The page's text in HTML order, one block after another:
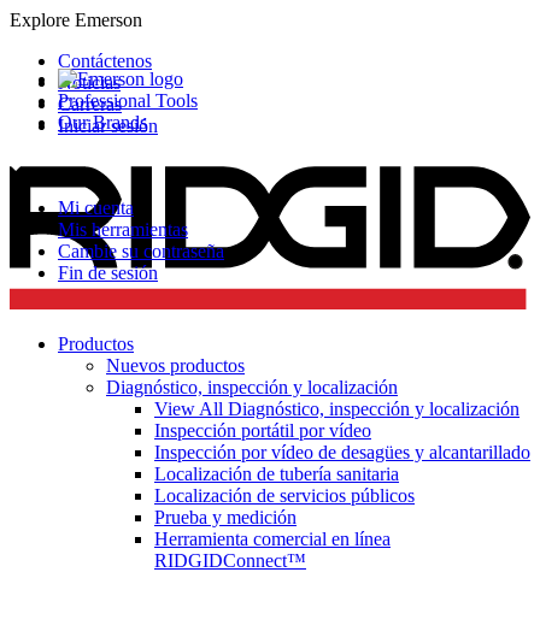
Explore Emerson
Professional Tools
Our Brands
Contáctenos
Noticias
Carreras
Iniciar sesión
Mi cuenta
Mis herramientas
Cambie su contraseña
Fin de sesión
Productos
Nuevos productos
Diagnóstico, inspección y localización
View All Diagnóstico, inspección y localización
Inspección portátil por vídeo
Inspección por vídeo de desagües y alcantarillado
Localización de tubería sanitaria
Localización de servicios públicos
Prueba y medición
Herramienta comercial en línea
RIDGIDConnect™